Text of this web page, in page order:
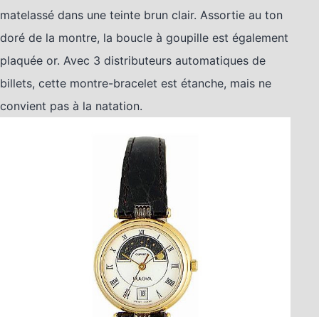
matelassé dans une teinte brun clair. Assortie au ton
doré de la montre, la boucle à goupille est également
plaquée or. Avec 3 distributeurs automatiques de
billets, cette montre-bracelet est étanche, mais ne
convient pas à la natation.